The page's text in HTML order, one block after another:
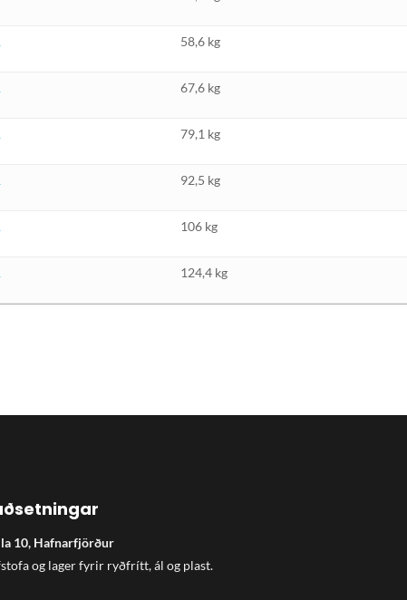
58,6 kg
67,6 kg
79,1 kg
92,5 kg
106 kg
124,4 kg
10, Hafnarfjörður
og lager fyrir ryðfrítt, ál og plast.